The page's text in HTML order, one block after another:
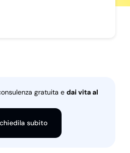
gratuita e dai vita al
subito